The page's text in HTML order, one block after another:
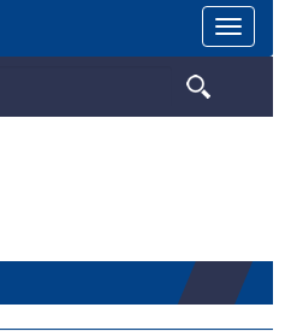
Menu